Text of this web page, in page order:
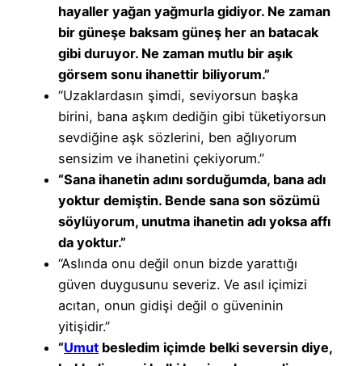
hayaller yağan yağmurla gidiyor. Ne zaman
bir güneşe baksam güneş her an batacak
gibi duruyor. Ne zaman mutlu bir aşık
görsem sonu ihanettir biliyorum.”
“Uzaklardasın şimdi, seviyorsun başka
birini, bana aşkım dediğin gibi tüketiyorsun
sevdiğine aşk sözlerini, ben ağlıyorum
sensizim ve ihanetini çekiyorum.”
“Sana ihanetin adını sorduğumda, bana adı
yoktur demiştin. Bende sana son sözümü
söylüyorum, unutma ihanetin adı yoksa affı
da yoktur.”
“Aslında onu değil onun bizde yarattığı
güven duygusunu severiz. Ve asıl içimizi
acıtan, onun gidişi değil o güveninin
yitişidir.”
“Umut besledim içimde belki seversin diye,